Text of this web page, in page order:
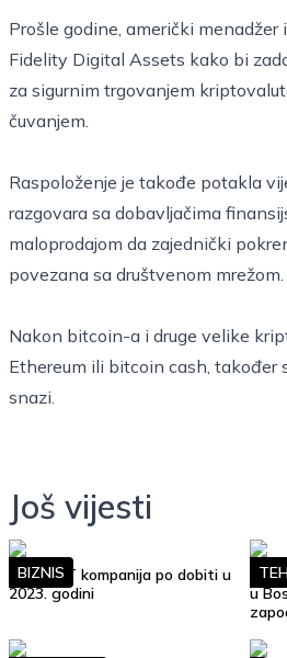
Prošle godine, američki menadžer
Fidelity Digital Assets kako bi
za sigurnim trgovanjem
čuvanjem.
Raspoloženje je takođe potakla
razgovara sa dobavljačima
maloprodajom da zajednički
povezana sa društvenom mrežom.
Nakon bitcoin-a i druge velike
Ethereum ili bitcoin cash, također
snazi.
Još vijesti
Top 10 IT kompanija po dobiti u
2023. godini
BIZNIS
u